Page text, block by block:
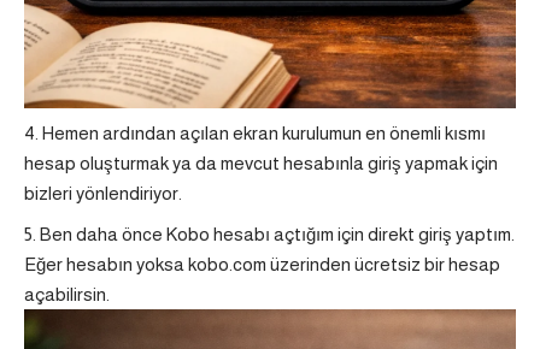
Hemen ardından açılan ekran kurulumun en önemli kısmı
hesap oluşturmak ya da mevcut hesabınla giriş yapmak için
bizleri yönlendiriyor.
Ben daha önce Kobo hesabı açtığım için direkt giriş yaptım.
Eğer hesabın yoksa kobo.com üzerinden ücretsiz bir hesap
açabilirsin.